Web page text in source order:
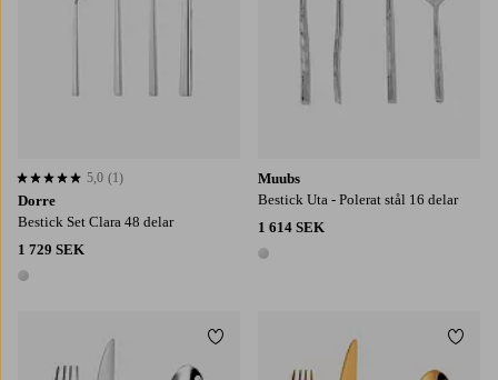
Dorre
Bestick Set Clara 48 delar
1 729 SEK
1 färg
5,0 baserat på 1 st betyg
5,0 (1)
Muubs
Bestick Uta - Polerat stål 16 delar
1 614 SEK
1 färg
Lägg till i favoriter